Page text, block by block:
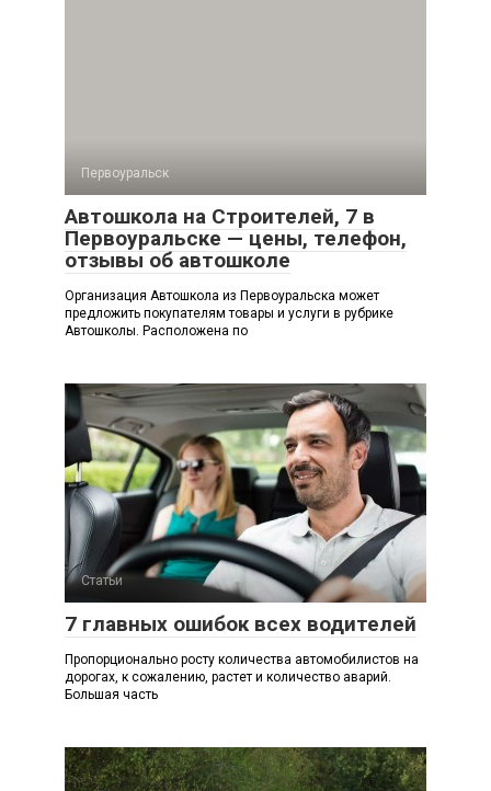
Первоуральск
Автошкола на Строителей, 7 в
Первоуральске — цены, телефон,
отзывы об автошколе
Организация Автошкола из Первоуральска может
предложить покупателям товары и услуги в рубрике
Автошколы. Расположена по
Статьи
7 главных ошибок всех водителей
Пропорционально росту количества автомобилистов на
дорогах, к сожалению, растет и количество аварий.
Большая часть